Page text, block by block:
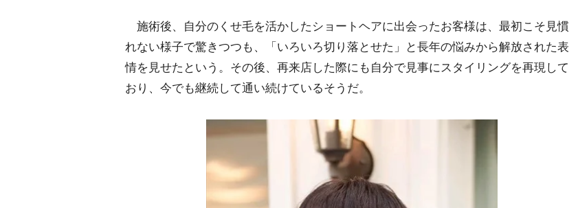
施術後、自分のくせ毛を活かしたショートヘアに出会ったお客様は、最初こそ見慣
れない様子で驚きつつも、「いろいろ切り落とせた」と長年の悩みから解放された表
情を見せたという。その後、再来店した際にも自分で見事にスタイリングを再現して
おり、今でも継続して通い続けているそうだ。